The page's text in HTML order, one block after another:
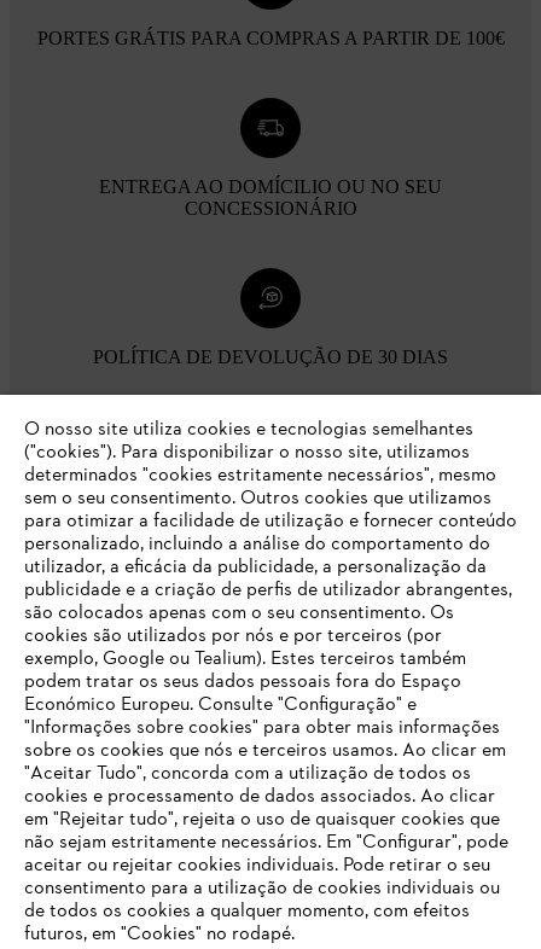
PORTES GRÁTIS PARA COMPRAS A PARTIR DE 100€
ENTREGA AO DOMÍCILIO OU NO SEU
CONCESSIONÁRIO
POLÍTICA DE DEVOLUÇÃO DE 30 DIAS
Opções de pagamento
Empresa
FAQs Loja Online
Contacto
O SEU NAVEGADOR NÃO SUPORTA
ESTE WEBSITE
Está utilizar um navegador que ainda não suportamos. Para
obter o melhor uso de nosso site, recomendamos que altere
para um dos seguintes navegadores:
O nosso site utiliza cookies e tecnologias semelhantes
("cookies"). Para disponibilizar o nosso site, utilizamos
determinados "cookies estritamente necessários", mesmo
sem o seu consentimento. Outros cookies que utilizamos
para otimizar a facilidade de utilização e fornecer conteúdo
personalizado, incluindo a análise do comportamento do
utilizador, a eficácia da publicidade, a personalização da
publicidade e a criação de perfis de utilizador abrangentes,
são colocados apenas com o seu consentimento. Os
cookies são utilizados por nós e por terceiros (por
exemplo, Google ou Tealium). Estes terceiros também
podem tratar os seus dados pessoais fora do Espaço
Económico Europeu. Consulte "Configuração" e
"Informações sobre cookies" para obter mais informações
sobre os cookies que nós e terceiros usamos. Ao clicar em
"Aceitar Tudo", concorda com a utilização de todos os
cookies e processamento de dados associados. Ao clicar
em "Rejeitar tudo", rejeita o uso de quaisquer cookies que
não sejam estritamente necessários. Em "Configurar", pode
aceitar ou rejeitar cookies individuais. Pode retirar o seu
consentimento para a utilização de cookies individuais ou
de todos os cookies a qualquer momento, com efeitos
futuros, em "Cookies" no rodapé.